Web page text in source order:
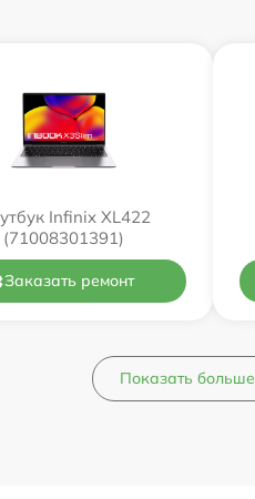
Infinix XL422
(71008301391)
Заказать ремонт
Показать больше